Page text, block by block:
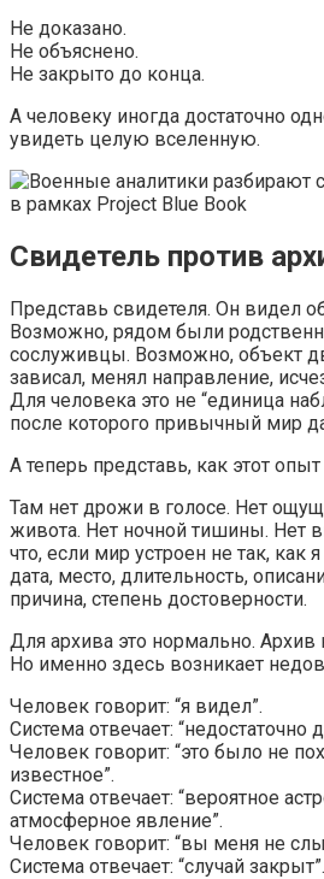
Не доказано.
Не объяснено.
Не закрыто до конца.
А человеку иногда достаточно
увидеть целую вселенную.
Свидетель против
Представь свидетеля. Он видел
Возможно, рядом были
сослуживцы. Возможно, объект
зависал, менял направление,
Для человека это не “единица
после которого привычный мир
А теперь представь, как этот
Там нет дрожи в голосе. Нет
живота. Нет ночной тишины. Нет
что, если мир устроен не так, как
дата, место, длительность,
причина, степень достоверности.
Для архива это нормально. Архив
Но именно здесь возникает
Человек говорит: “я видел”.
Система отвечает: “недостаточно
Человек говорит: “это было не
известное”.
Система отвечает: “вероятное
атмосферное явление”.
Человек говорит: “вы меня не
Система отвечает: “случай закрыт”.